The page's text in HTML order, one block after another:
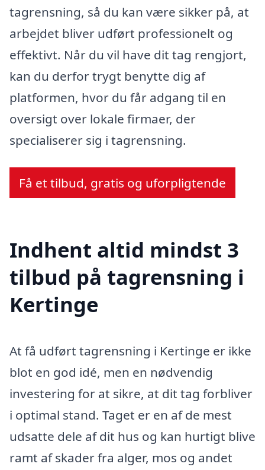
tagrensning, så du kan være sikker på, at
arbejdet bliver udført professionelt og
effektivt. Når du vil have dit tag rengjort,
kan du derfor trygt benytte dig af
platformen, hvor du får adgang til en
oversigt over lokale firmaer, der
specialiserer sig i tagrensning.
Få et tilbud, gratis og uforpligtende
Indhent altid mindst 3
tilbud på tagrensning i
Kertinge
At få udført tagrensning i Kertinge er ikke
blot en god idé, men en nødvendig
investering for at sikre, at dit tag forbliver
i optimal stand. Taget er en af de mest
udsatte dele af dit hus og kan hurtigt blive
ramt af skader fra alger, mos og andet